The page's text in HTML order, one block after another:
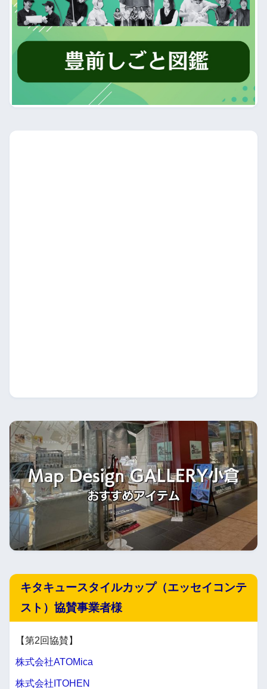
キタキュースタイルカップ（エッセイコンテ
スト）協賛事業者様
【第2回協賛】
株式会社ATOMica
株式会社ITOHEN